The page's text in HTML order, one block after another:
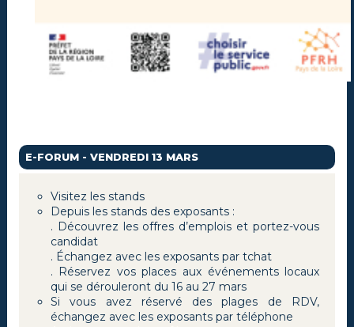
E-FORUM - VENDREDI 13 MARS
Visitez les stands
Depuis les stands des exposants :
. Découvrez les offres d’emplois et portez-vous
candidat
. Échangez avec les exposants par tchat
. Réservez vos places aux événements locaux
qui se dérouleront du 16 au 27 mars
Si vous avez réservé des plages de RDV,
échangez avec les exposants par téléphone